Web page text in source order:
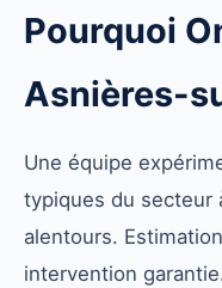
Pourquoi
Asnières-
Une équipe
typiques du secteur
alentours.
intervention